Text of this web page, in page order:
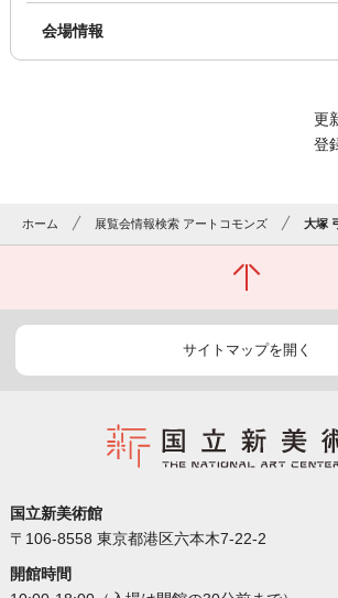
会場情報
更
登
ホーム 展覧会情報検索 アートコモンズ 大塚
サイトマップを開く
国立新美術館
〒106-8558 東京都港区六本木7-22-2
開館時間